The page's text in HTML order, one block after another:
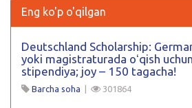
Eng ko'p o'qilgan
Deutschland Scholarship:
yoki magistraturada oʻqish
stipendiya; joy – 150 tagacha!
Barcha soha | 301864